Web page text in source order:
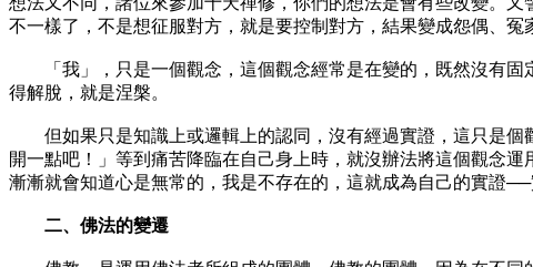
不一樣了，不是想征服對方，就是要控制對方，結果變成怨偶、
「我」，只是一個觀念，這個觀念經常是在變的，既然沒有固
得解脫，就是涅槃。
但如果只是知識上或邏輯上的認同，沒有經過實證，這只是個
開一點吧！」等到痛苦降臨在自己身上時，就沒辦法將這個觀念
漸漸就會知道心是無常的，我是不存在的，這就成為自己的實證──
二、佛法的變遷